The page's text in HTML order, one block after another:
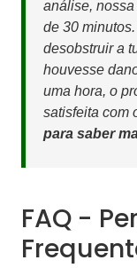
análise,
de 30
desobstruir a
houvesse
uma hora, o
satisfeita com
para saber
FAQ -